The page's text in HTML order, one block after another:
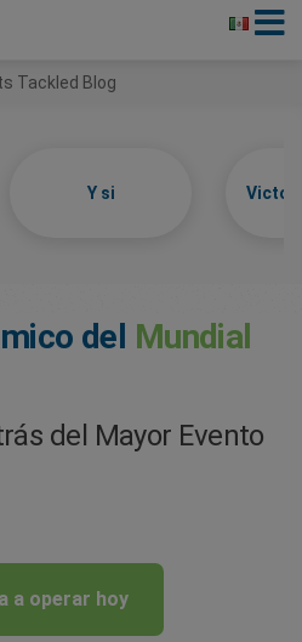
Tackled Blog
Y si
del Mundial
del Mayor Evento
a operar hoy